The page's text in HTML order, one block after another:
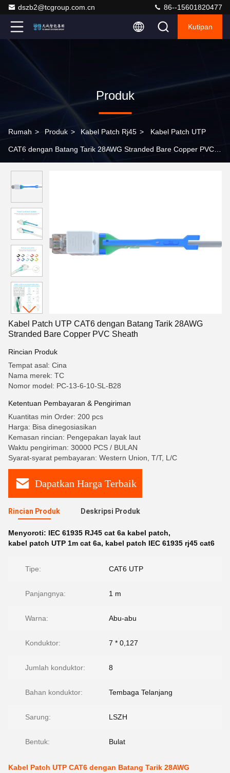
dszb2@tcgroup.com.cn 86--15601820477
Kutipan
Produk
Rumah > Produk > Kabel Patch Rj45 > Kabel Patch UTP
CAT6 dengan Batang Tarik 28AWG Stranded Bare Copper PVC
Kabel Patch UTP CAT6 dengan Batang Tarik 28AWG
Stranded Bare Copper PVC Sheath
Rincian Produk
Tempat asal: Cina
Nama merek: TC
Nomor model: PC-13-6-10-SL-B28
Ketentuan Pembayaran & Pengiriman
Kuantitas min Order: 200 pcs
Harga: Bisa dinegosiasikan
Kemasan rincian: Pengepakan layak laut
Waktu pengiriman: 30000 PCS / BULAN
Syarat-syarat pembayaran: Western Union, T/T, L/C
Dapatkan Harga Terbaik
Rincian Produk Deskripsi Produk
Menyoroti: IEC 61935 RJ45 cat 6a kabel patch,
kabel patch UTP 1m cat 6a, kabel patch IEC 61935 rj45 cat6
Tipe: CAT6 UTP
Panjangnya: 1 m
Warna: Abu-abu
Konduktor: 7 * 0,127
Jumlah konduktor: 8
Bahan konduktor: Tembaga Telanjang
Sarung: LSZH
Bentuk: Bulat
Kabel Patch UTP CAT6 dengan Batang Tarik 28AWG